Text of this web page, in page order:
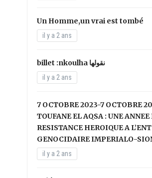
Un Homme,un vrai est tombé
il y a 2 ans
il y a 2 ans
7 OCTOBRE 2023-7 OCTOBRE
TOUFANE EL AQSA : UNE ANNEE
RESISTANCE HEROIQUE A
GENOCIDAIRE IMPERIALO-
il y a 2 ans